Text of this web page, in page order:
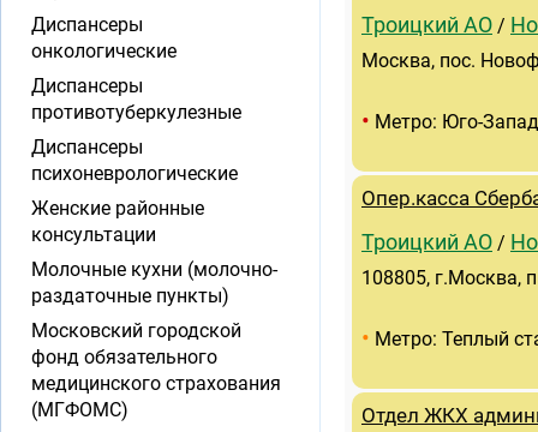
Троицкий АО /
Москва, пос.
• Метро: Юго-
Опер.касса
Троицкий АО /
108805, г.Москва,
• Метро: Теплый
Отдел ЖКХ
Диспансеры
онкологические
Диспансеры
противотуберкулезные
Диспансеры
психоневрологические
Женские районные
консультации
Молочные кухни (молочно-
раздаточные пункты)
Московский городской
фонд обязательного
медицинского страхования
(МГФОМС)